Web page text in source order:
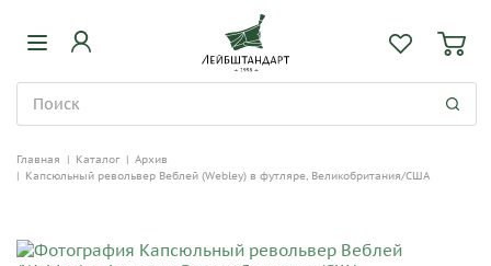
Главная | Каталог | Архив
| Капсюльный револьвер Веблей (Webley) в футляре, Великобритания/США